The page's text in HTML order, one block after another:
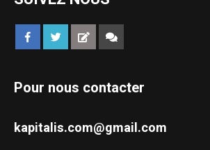
Pour nous contacter
kapitalis.com@gmail.com